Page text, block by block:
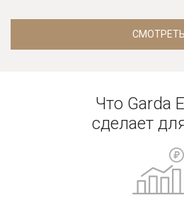
СМОТРЕТЬ
Что Garda
сделает